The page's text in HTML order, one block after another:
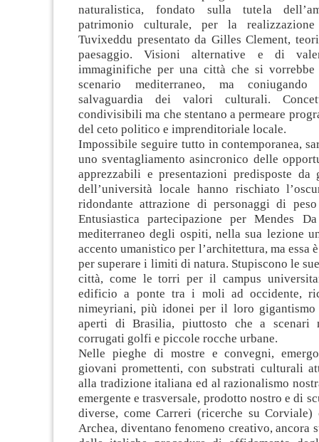
naturalistica, fondato sulla tutela
patrimonio culturale, per la
Tuvixeddu presentato da Gilles Clement,
paesaggio. Visioni alternative e di
immaginifiche per una città che si
scenario mediterraneo, ma
salvaguardia dei valori culturali.
condivisibili ma che stentano a permeare
del ceto politico e imprenditoriale locale.
Impossibile seguire tutto in contemporanea,
uno sventagliamento asincronico delle
apprezzabili e presentazioni predisposte da
dell’università locale hanno rischiato
ridondante attrazione di personaggi di
Entusiastica partecipazione per Mendes
mediterraneo degli ospiti, nella sua lezione
accento umanistico per l’architettura, ma essa
per superare i limiti di natura. Stupiscono le
città, come le torri per il campus
edificio a ponte tra i moli ad occidente,
nimeyriani, più idonei per il loro gigantismo
aperti di Brasilia, piuttosto che a scenari
corrugati golfi e piccole rocche urbane.
Nelle pieghe di mostre e convegni,
giovani promettenti, con substrati culturali
alla tradizione italiana ed al razionalismo
emergente e trasversale, prodotto nostro e di
diverse, come Carreri (ricerche su Corviale)
Archea, diventano fenomeno creativo, ancora